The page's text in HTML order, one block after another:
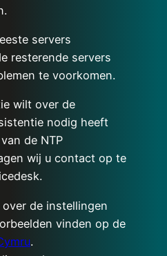
servers
resterende servers
te voorkomen.
wilt over de
nodig heeft
de NTP
wij u contact op te
de instellingen
vinden op de
.